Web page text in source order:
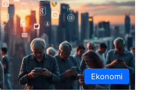
Ekonomi